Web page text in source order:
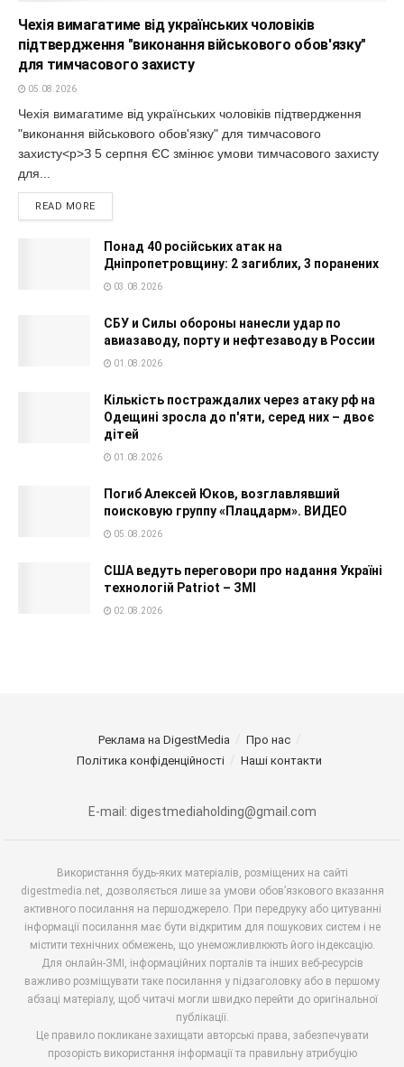
Чехія вимагатиме від українських чоловіків
підтвердження "виконання військового обов'язку"
для тимчасового захисту
05.08.2026
Чехія вимагатиме від українських чоловіків підтвердження
"виконання військового обов'язку" для тимчасового
захисту<p>З 5 серпня ЄС змінює умови тимчасового захисту
для...
READ MORE
Понад 40 російських атак на
Дніпропетровщину: 2 загиблих, 3 поранених
03.08.2026
СБУ и Силы обороны нанесли удар по
авиазаводу, порту и нефтезаводу в России
01.08.2026
Кількість постраждалих через атаку рф на
Одещині зросла до п'яти, серед них – двоє
дітей
01.08.2026
Погиб Алексей Юков, возглавлявший
поисковую группу «Плацдарм». ВИДЕО
05.08.2026
США ведуть переговори про надання Україні
технологій Patriot – ЗМІ
02.08.2026
Реклама на DigestMedia
Про нас
Політика конфіденційності
Наші контакти
E-mail: digestmediaholding@gmail.com
Використання будь-яких матеріалів, розміщених на сайті
digestmedia.net, дозволяється лише за умови обов’язкового вказання
активного посилання на першоджерело. При передруку або цитуванні
інформації посилання має бути відкритим для пошукових систем і не
містити технічних обмежень, що унеможливлюють його індексацію.
Для онлайн-ЗМІ, інформаційних порталів та інших веб-ресурсів
важливо розміщувати таке посилання у підзаголовку або в першому
абзаці матеріалу, щоб читачі могли швидко перейти до оригінальної
публікації.
Це правило покликане захищати авторські права, забезпечувати
прозорість використання інформації та правильну атрибуцію